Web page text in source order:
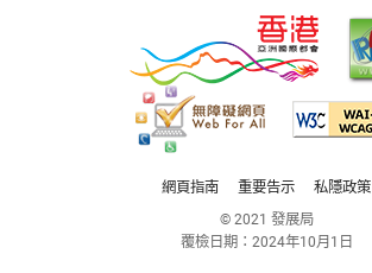
網頁指南 重要告示
私隱政策
© 2021 發展局
覆檢日期： 2024年10月1日